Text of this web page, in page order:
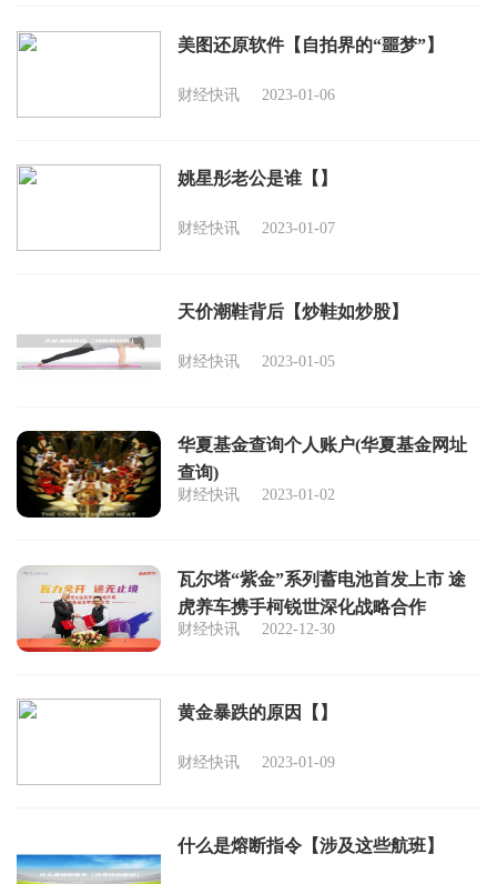
美图还原软件【自拍界的“噩梦”】
财经快讯 2023-01-06
姚星彤老公是谁【】
财经快讯 2023-01-07
天价潮鞋背后【炒鞋如炒股】
财经快讯 2023-01-05
华夏基金查询个人账户(华夏基金网址
查询)
财经快讯 2023-01-02
瓦尔塔“紫金”系列蓄电池首发上市 途
虎养车携手柯锐世深化战略合作
财经快讯 2022-12-30
黄金暴跌的原因【】
财经快讯 2023-01-09
什么是熔断指令【涉及这些航班】